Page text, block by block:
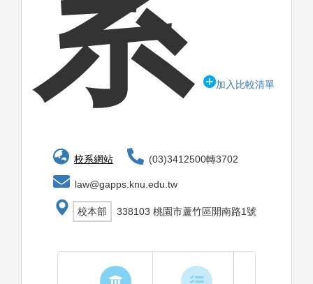
加入比較清單
校系網站 (03)3412500轉3702
law@gapps.knu.edu.tw
校本部 338103 桃園市蘆竹區開南路1號